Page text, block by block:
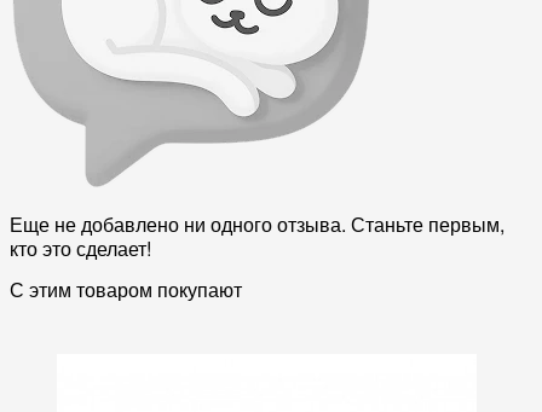
Еще не добавлено ни одного отзыва. Станьте первым,
кто это сделает!
С этим товаром покупают